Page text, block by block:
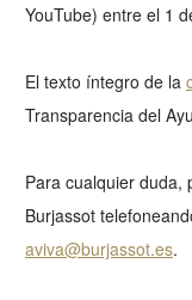
YouTube) entre el 1
El texto íntegro de la
Transparencia del
Para cualquier duda,
Burjassot
aviva@burjassot.es.